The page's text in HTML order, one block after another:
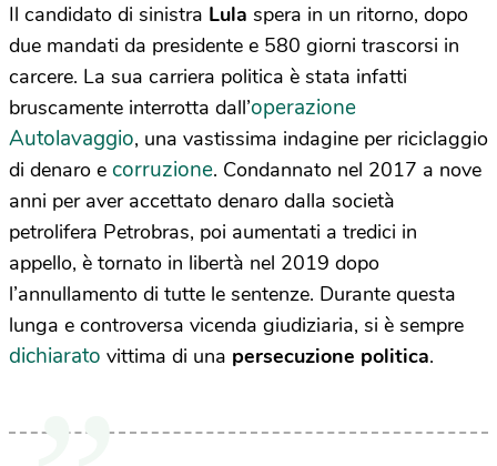
Il candidato di sinistra Lula spera in un ritorno, dopo
due mandati da presidente e 580 giorni trascorsi in
carcere. La sua carriera politica è stata infatti
bruscamente interrotta dall’operazione
Autolavaggio, una vastissima indagine per riciclaggio
di denaro e corruzione. Condannato nel 2017 a nove
anni per aver accettato denaro dalla società
petrolifera Petrobras, poi aumentati a tredici in
appello, è tornato in libertà nel 2019 dopo
l’annullamento di tutte le sentenze. Durante questa
lunga e controversa vicenda giudiziaria, si è sempre
dichiarato vittima di una persecuzione politica.